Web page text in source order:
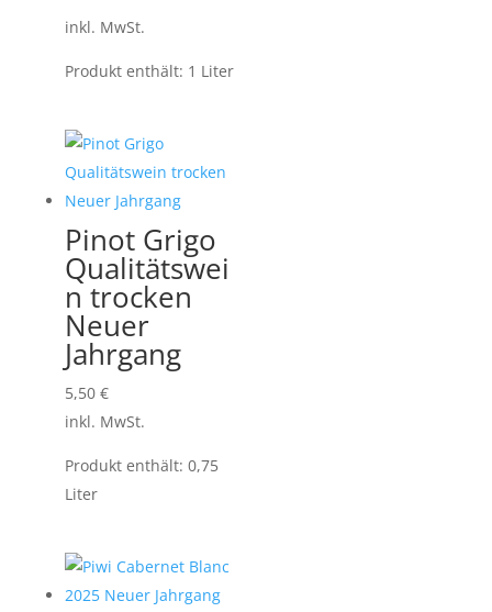
inkl. MwSt.
Produkt enthält: 1 Liter
Pinot Grigo
Qualitätswei
n trocken
Neuer
Jahrgang
5,50 €
inkl. MwSt.
Produkt enthält: 0,75
Liter